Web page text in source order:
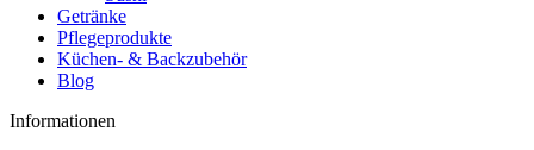
Getränke
Pflegeprodukte
Küchen- & Backzubehör
Blog
Informationen